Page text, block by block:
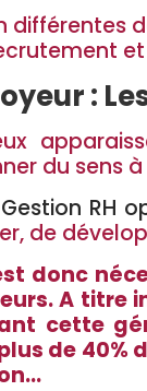
différentes
:
du sens
Gestion RH
de
donc
A titre
cette
de 40%